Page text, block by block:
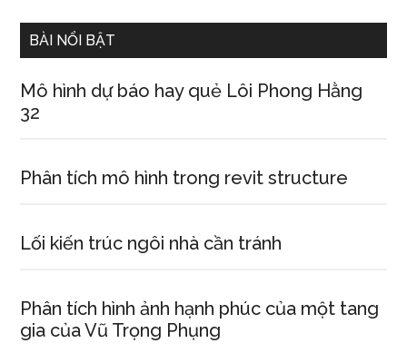
BÀI NỔI BẬT
Mô hình dự báo hay quẻ Lôi Phong Hằng
32
Phân tích mô hình trong revit structure
Lối kiến trúc ngôi nhà cần tránh
Phân tích hình ảnh hạnh phúc của một tang
gia của Vũ Trọng Phụng